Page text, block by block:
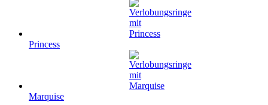
Princess
Marquise